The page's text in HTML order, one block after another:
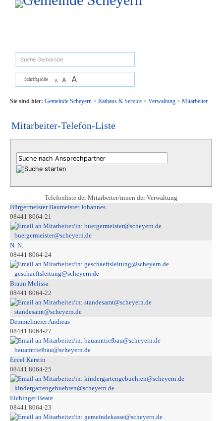
Zum Inhalt, zur Navigationoder zur Startseite springen.
Schriftgröße A A A
Sie sind hier: Gemeinde Scheyern> Rathaus & Service> Verwaltung> Mitarbeiter
Mitarbeiter-Telefon-Liste
Telefonliste der Mitarbeiter/innen der Verwaltung
Bürgermeister Baumeister Johannes
08441 8064-21
buergermeister@scheyern.de
N. N.
08441 8064-24
geschaeftsleitung@scheyern.de
Braun Melissa
08441 8064-22
standesamt@scheyern.de
Demmelmeier Andreas
08441 8064-27
bauamttiefbau@scheyern.de
Eccel Kerstin
08441 8064-25
kindergartengebuehren@scheyern.de
Eichinger Beate
08441 8064-23